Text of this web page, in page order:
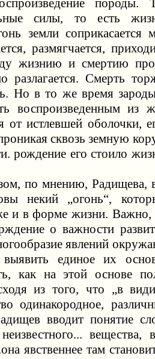
силы, то есть
земли
размягчается,
жизнию и смертию
разлагается. Смерть
Но в то же время
воспроизведенным из
от истлевшей оболочки,
сквозь земную
рождение его стоило
по мнению, Радищева,
некий „огонь“,
и в форме жизни.
о важности
явлений
выявить единое их
как на этой основе
из того, что „в
одинакородное,
вводит понятие
вещества,
явственнее там